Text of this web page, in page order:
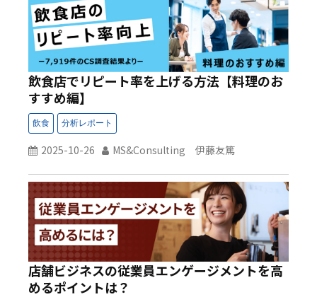
飲食店でリピート率を上げる方法【料理のお
すすめ編】
2025-10-26 MS&Consulting 伊藤友篤
店舗ビジネスの従業員エンゲージメントを高
めるポイントは？